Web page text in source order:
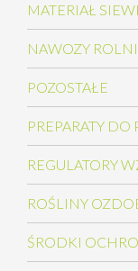
MATERIAŁ
NAWOZY
POZOSTAŁE
PREPARATY
REGULATORY
ROŚLINY
ŚRODKI